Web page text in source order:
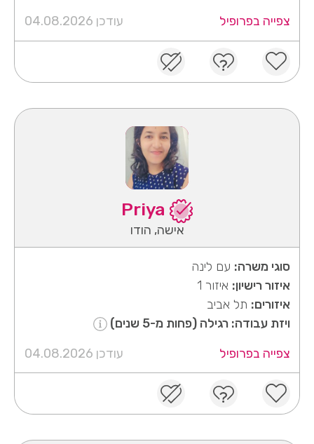
צפייה בפרופיל
עודכן 04.08.2026
אישה, הודו
סוגי משרה: עם לינה
איזור רישיון: איזור 1
איזורים: תל אביב
ויזת עבודה: רגילה (פחות מ-5 שנים)
צפייה בפרופיל
עודכן 04.08.2026